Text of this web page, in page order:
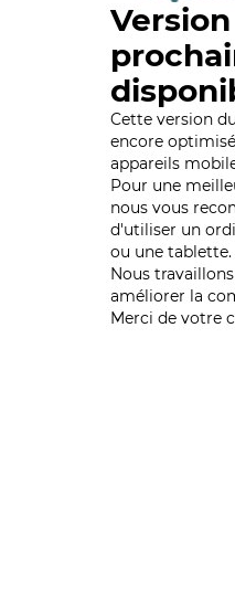
Cette version
encore
appareils
Pour une
nous vous
d'utiliser un
ou une tablette.
Nous
améliorer la
Merci de votre